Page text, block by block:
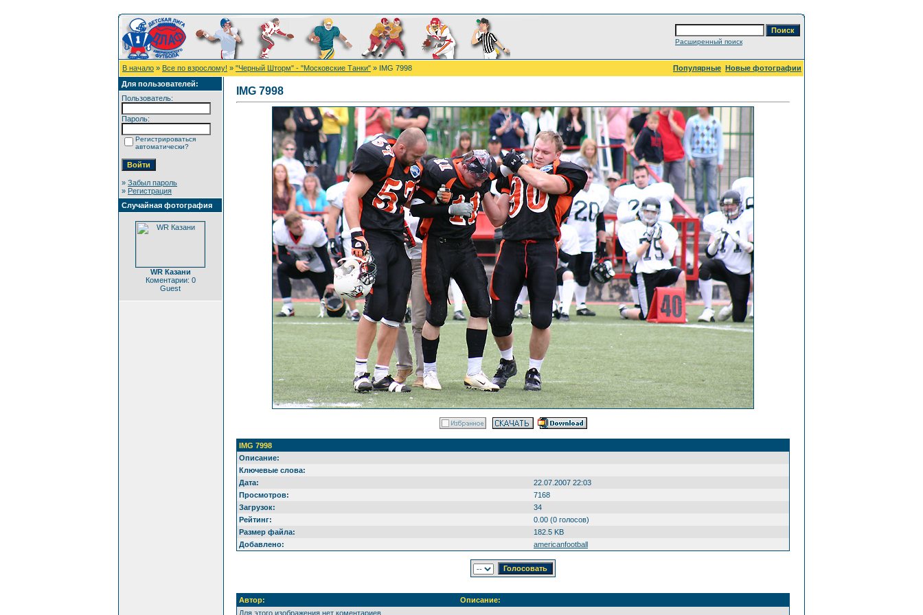
Расширенный поиск
В начало » Все по взрослому! » "Черный Шторм" - "Московские Танки" » IMG 7998 Популярные Новые фотографии
Для пользователей:
Пользователь:
Пароль:
Регистрироваться
автоматически?
» Забыл пароль
» Регистрация
Случайная фотография
WR Казани
Коментарии: 0
Guest
IMG 7998
IMG 7998
Описание:
Ключевые слова:
Дата:
22.07.2007 22:03
Просмотров:
7168
Загрузок:
34
Рейтинг:
0.00 (0 голосов)
Размер файла:
182.5 KB
Добавлено:
americanfootball
Автор:
Описание:
Для этого изображения нет коментариев